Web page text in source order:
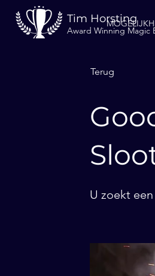
Tim Horsting
Award Winning Magic
Terug
U zoekt